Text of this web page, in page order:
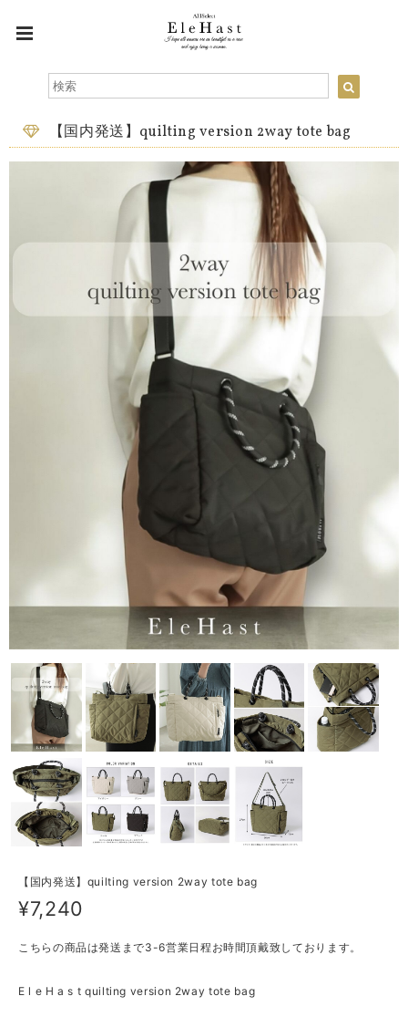
【国内発送】quilting version 2way tote bag
【国内発送】quilting version 2way tote bag
¥7,240
こちらの商品は発送まで3-6営業日程お時間頂戴致しております。
E l e H a s t quilting version 2way tote bag